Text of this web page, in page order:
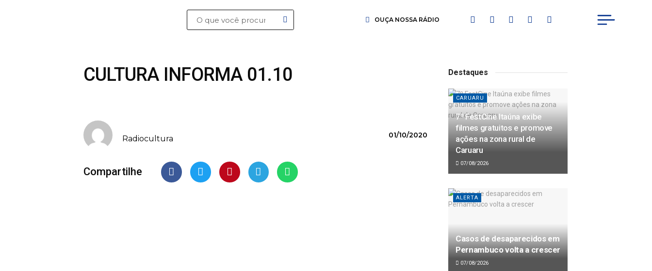
OUÇA NOSSA RÁDIO
CULTURA INFORMA 01.10
Radiocultura 01/10/2020
Compartilhe
Destaques
CARUARU
7º FestCine Itaúna exibe
filmes gratuitos e promove
ações na zona rural de
Caruaru
07/08/2026
ALERTA
Casos de desaparecidos em
Pernambuco volta a crescer
07/08/2026